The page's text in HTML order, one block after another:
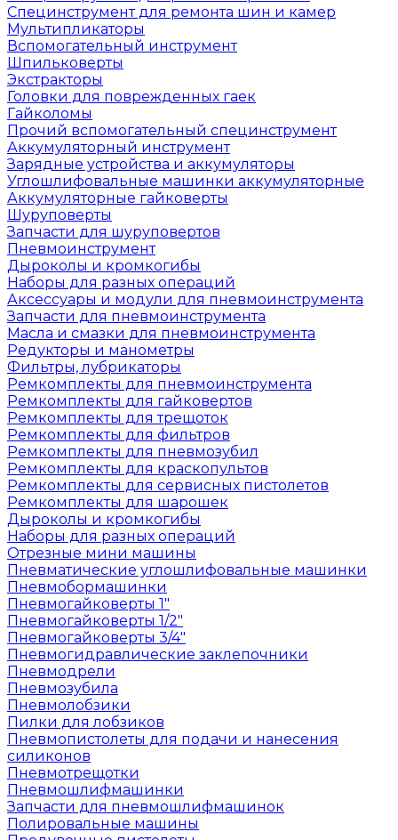
Специнструмент для ремонта шин и камер
Мультипликаторы
Вспомогательный инструмент
Шпильковерты
Экстракторы
Головки для поврежденных гаек
Гайколомы
Прочий вспомогательный специнструмент
Аккумуляторный инструмент
Зарядные устройства и аккумуляторы
Углошлифовальные машинки аккумуляторные
Аккумуляторные гайковерты
Шуруповерты
Запчасти для шуруповертов
Пневмоинструмент
Дыроколы и кромкогибы
Наборы для разных операций
Аксессуары и модули для пневмоинструмента
Запчасти для пневмоинструмента
Масла и смазки для пневмоинструмента
Редукторы и манометры
Фильтры, лубрикаторы
Ремкомплекты для пневмоинструмента
Ремкомплекты для гайковертов
Ремкомплекты для трещоток
Ремкомплекты для фильтров
Ремкомплекты для пневмозубил
Ремкомплекты для краскопультов
Ремкомплекты для сервисных пистолетов
Ремкомплекты для шарошек
Дыроколы и кромкогибы
Наборы для разных операций
Отрезные мини машины
Пневматические углошлифовальные машинки
Пневмобормашинки
Пневмогайковерты 1"
Пневмогайковерты 1/2"
Пневмогайковерты 3/4"
Пневмогидравлические заклепочники
Пневмодрели
Пневмозубила
Пневмолобзики
Пилки для лобзиков
Пневмопистолеты для подачи и нанесения
силиконов
Пневмотрещотки
Пневмошлифмашинки
Запчасти для пневмошлифмашинок
Полировальные машины